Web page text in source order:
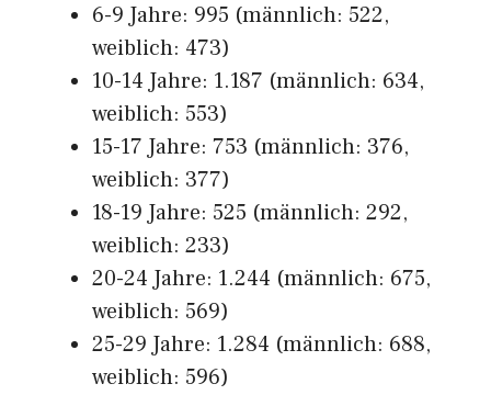
6-9 Jahre: 995 (männlich: 522,
weiblich: 473)
10-14 Jahre: 1.187 (männlich: 634,
weiblich: 553)
15-17 Jahre: 753 (männlich: 376,
weiblich: 377)
18-19 Jahre: 525 (männlich: 292,
weiblich: 233)
20-24 Jahre: 1.244 (männlich: 675,
weiblich: 569)
25-29 Jahre: 1.284 (männlich: 688,
weiblich: 596)